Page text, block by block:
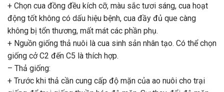
+ Chọn cua đồng đều kích cỡ, màu sắc tươi sáng, cua hoạt
động tốt không có dấu hiệu bệnh, cua đầy đủ que càng
không bị tổn thương, mất mát các phần phụ.
+ Nguồn giống thả nuôi là cua sinh sản nhân tạo. Có thể chọn
giống cở C2 đến C5 là thích hợp.
– Thả giống:
+ Trước khi thả cần cung cấp độ mặn của ao nuôi cho trại